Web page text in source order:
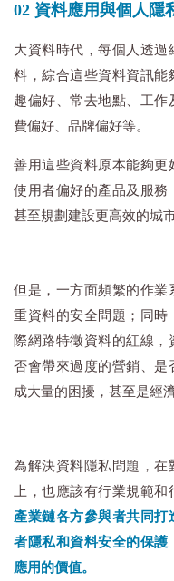
02 資料應用與個人隱
大資料時代，每個人透過
料，綜合這些資料資訊能
趣偏好、常去地點、工作
費偏好、品牌偏好等。
善用這些資料原本能夠更
使用者偏好的產品及服務
甚至規劃建設更高效的城
但是，一方面頻繁的作業
重資料的安全問題；同時
際網路特徵資料的紅線
否會帶來過度的營銷、是
成大量的困擾，甚至是經
為解決資料隱私問題，在
上，也應該有行業規範和
產業鏈各方參與者共同打
者隱私和資料安全的保護
應用的價值。